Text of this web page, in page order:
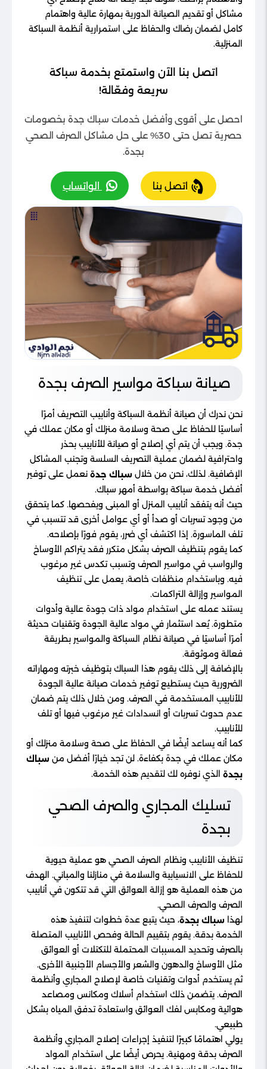
مشاكل أو تقديم الصيانة الدورية بمهارة عالية واهتمام
كامل لضمان رضاك والحفاظ على استمرارية أنظمة السباكة
المنزلية.
اتصل بنا الآن واستمتع بخدمة سباكة
سريعة وفعّالة!
احصل على أقوى وأفضل خدمات سباك جدة بخصومات
حصرية تصل حتى 30% على حل مشاكل الصرف الصحي
بجدة.
اتصل بنا الواتساب
صيانة سباكة مواسير الصرف بجدة
نحن ندرك أن صيانة أنظمة السباكة وأنابيب التصريف أمرًا
أساسيًا للحفاظ على صحة وسلامة منزلك أو مكان عملك في
جدة. ويجب أن يتم أي إصلاح أو صيانة للأنابيب بحذر
واحترافية لضمان عملية التصريف السلسة وتجنب المشاكل
الإضافية. لذلك، نحن من خلال سباك جدة نعمل على توفير
أفضل خدمة سباكة بواسطة أمهر سباك.
حيث أنه يتفقد أنابيب المنزل أو المبنى ويفحصها. كما يتحقق
من وجود تسربات أو صدأ أو أي عوامل أخرى قد تتسبب في
تلف الماسورة. إذا اكتشف أي ضرر، يقوم فورًا بإصلاحه.
كما يقوم بتنظيف الصرف بشكل متكرر فقد يتراكم الأوساخ
والرواسب في مواسير الصرف وتسبب تكدس غير مرغوب
فيه. وباستخدام منظفات خاصة، يعمل على تنظيف
المواسير وإزالة التراكمات.
يستند عمله على استخدام مواد ذات جودة عالية وأدوات
متطورة. يُعد استثمار في مواد عالية الجودة وتقنيات حديثة
أمرًا أساسيًا في صيانة نظام السباكة والمواسير بطريقة
فعالة وموثوقة.
بالإضافة إلى ذلك يقوم هذا السباك بتوظيف خبرته ومهاراته
الضرورية حيث يستطيع توفير خدمات صيانة عالية الجودة
للأنابيب المستخدمة في الصرف. ومن خلال ذلك يتم ضمان
عدم حدوث تسربات أو انسدادات غير مرغوب فيها أو تلف
للأنابيب.
كما أنه يساعد أيضًا في الحفاظ على صحة وسلامة منزلك أو
مكان عملك في جدة بكفاءة. لن تجد خيارًا أفضل من سباك
بجدة الذي نوفره لك لتقديم هذه الخدمة.
تسليك المجاري والصرف الصحي
بجدة
تنظيف الأنابيب ونظام الصرف الصحي هو عملية حيوية
للحفاظ على الانسيابية والسلامة في منازلنا والمباني. الهدف
من هذه العملية هو إزالة العوائق التي قد تتكون في أنابيب
الصرف والصرف الصحي.
لهذا سباك بجدة، حيث يتبع عدة خطوات لتنفيذ هذه
الخدمة بدقة. يقوم بتقييم الحالة وفحص الأنابيب المتصلة
بالصرف وتحديد المسببات المحتملة للتكتلات أو العوائق
مثل الأوساخ والدهون والشعر والأجسام الأجنبية الأخرى.
ثم يستخدم أدوات وتقنيات خاصة لإصلاح المجاري وأنظمة
الصرف. يتضمن ذلك استخدام أسلاك ومكانس ومصاعد
هوائية ومكابس لفك العوائق واستعادة تدفق المياه بشكل
طبيعي.
يولي اهتمامًا كبيرًا لتنفيذ إجراءات إصلاح المجاري وأنظمة
الصرف بدقة ومهنية. يحرص أيضًا على استخدام المواد